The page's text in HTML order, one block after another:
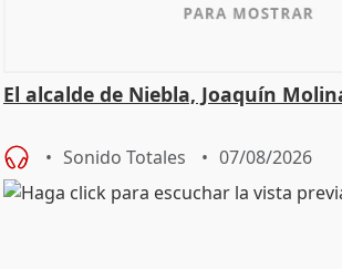
El alcalde de Niebla, Joaquín
Sonido Totales 07/08/2026